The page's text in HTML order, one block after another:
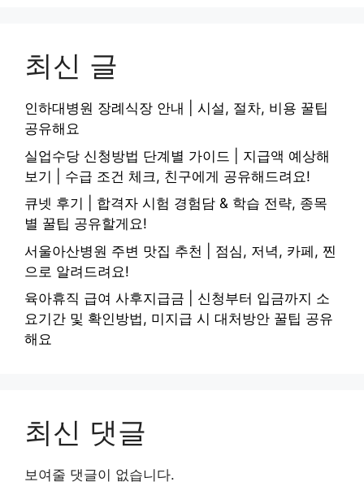
최신 글
인하대병원 장례식장 안내 | 시설, 절차, 비용 꿀팁
공유해요
실업수당 신청방법 단계별 가이드 | 지급액 예상해
보기 | 수급 조건 체크, 친구에게 공유해드려요!
큐넷 후기 | 합격자 시험 경험담 & 학습 전략, 종목
별 꿀팁 공유할게요!
서울아산병원 주변 맛집 추천 | 점심, 저녁, 카페, 찐
으로 알려드려요!
육아휴직 급여 사후지급금 | 신청부터 입금까지 소
요기간 및 확인방법, 미지급 시 대처방안 꿀팁 공유
해요
최신 댓글
보여줄 댓글이 없습니다.